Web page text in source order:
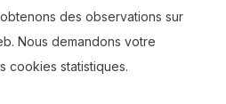
des observations sur
Nous demandons votre
cookies statistiques.